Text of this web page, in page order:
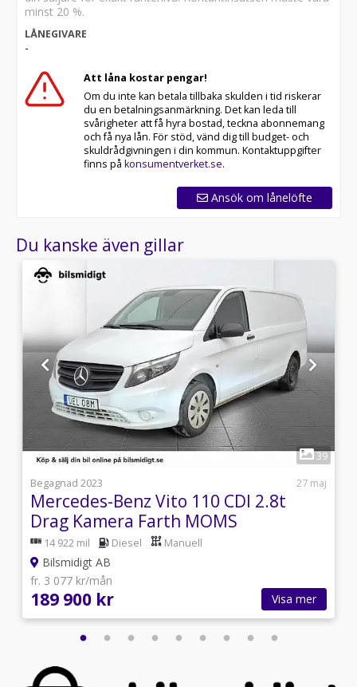
- Möjlighet till 0 kr i kontantinsats för företag
- Vi köper även in eller byter in din nuvarande bil
- Alla våra bilar inspekteras noga innan annonsering
- Möjlighet till reservation av bil via betalning av
deposition
- Betalning via Swish, banköverföring eller 30-dagars
faktura
- Vi erbjuder marknadens bästa garantier i upp till 72
- Skräddarsydd finansiering via DNB, Santander eller
Nordea Finans
All cars are available for export.
minst 20 %.
LÅNEGIVARE
-
Att låna kostar pengar!
Om du inte kan betala tillbaka skulden i tid riskerar
du en betalningsanmärkning. Det kan leda till
svårigheter att få hyra bostad, teckna abonnemang
och få nya lån. För stöd, vänd dig till budget- och
skuldrådgivningen i din kommun. Kontaktuppgifter
finns på konsumentverket.se.
Ansök om lånelöfte
Du kanske även gillar
1
39
Begagnad 2023
27 maj
Mercedes-Benz Vito 110 CDI 2.8t
Drag Kamera Farth MOMS
14 922 mil Diesel Manuell
Bilsmidigt AB
fr. 3 077 kr/mån
189 900 kr Visa mer